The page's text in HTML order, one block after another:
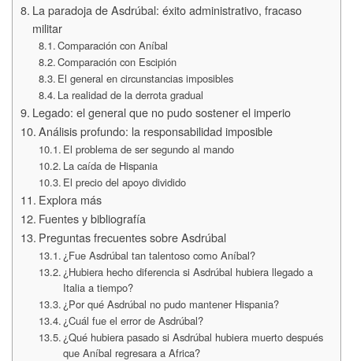
La paradoja de Asdrúbal: éxito administrativo, fracaso
militar
Comparación con Aníbal
Comparación con Escipión
El general en circunstancias imposibles
La realidad de la derrota gradual
Legado: el general que no pudo sostener el imperio
Análisis profundo: la responsabilidad imposible
El problema de ser segundo al mando
La caída de Hispania
El precio del apoyo dividido
Explora más
Fuentes y bibliografía
Preguntas frecuentes sobre Asdrúbal
¿Fue Asdrúbal tan talentoso como Aníbal?
¿Hubiera hecho diferencia si Asdrúbal hubiera llegado a
Italia a tiempo?
¿Por qué Asdrúbal no pudo mantener Hispania?
¿Cuál fue el error de Asdrúbal?
¿Qué hubiera pasado si Asdrúbal hubiera muerto después
que Aníbal regresara a Africa?